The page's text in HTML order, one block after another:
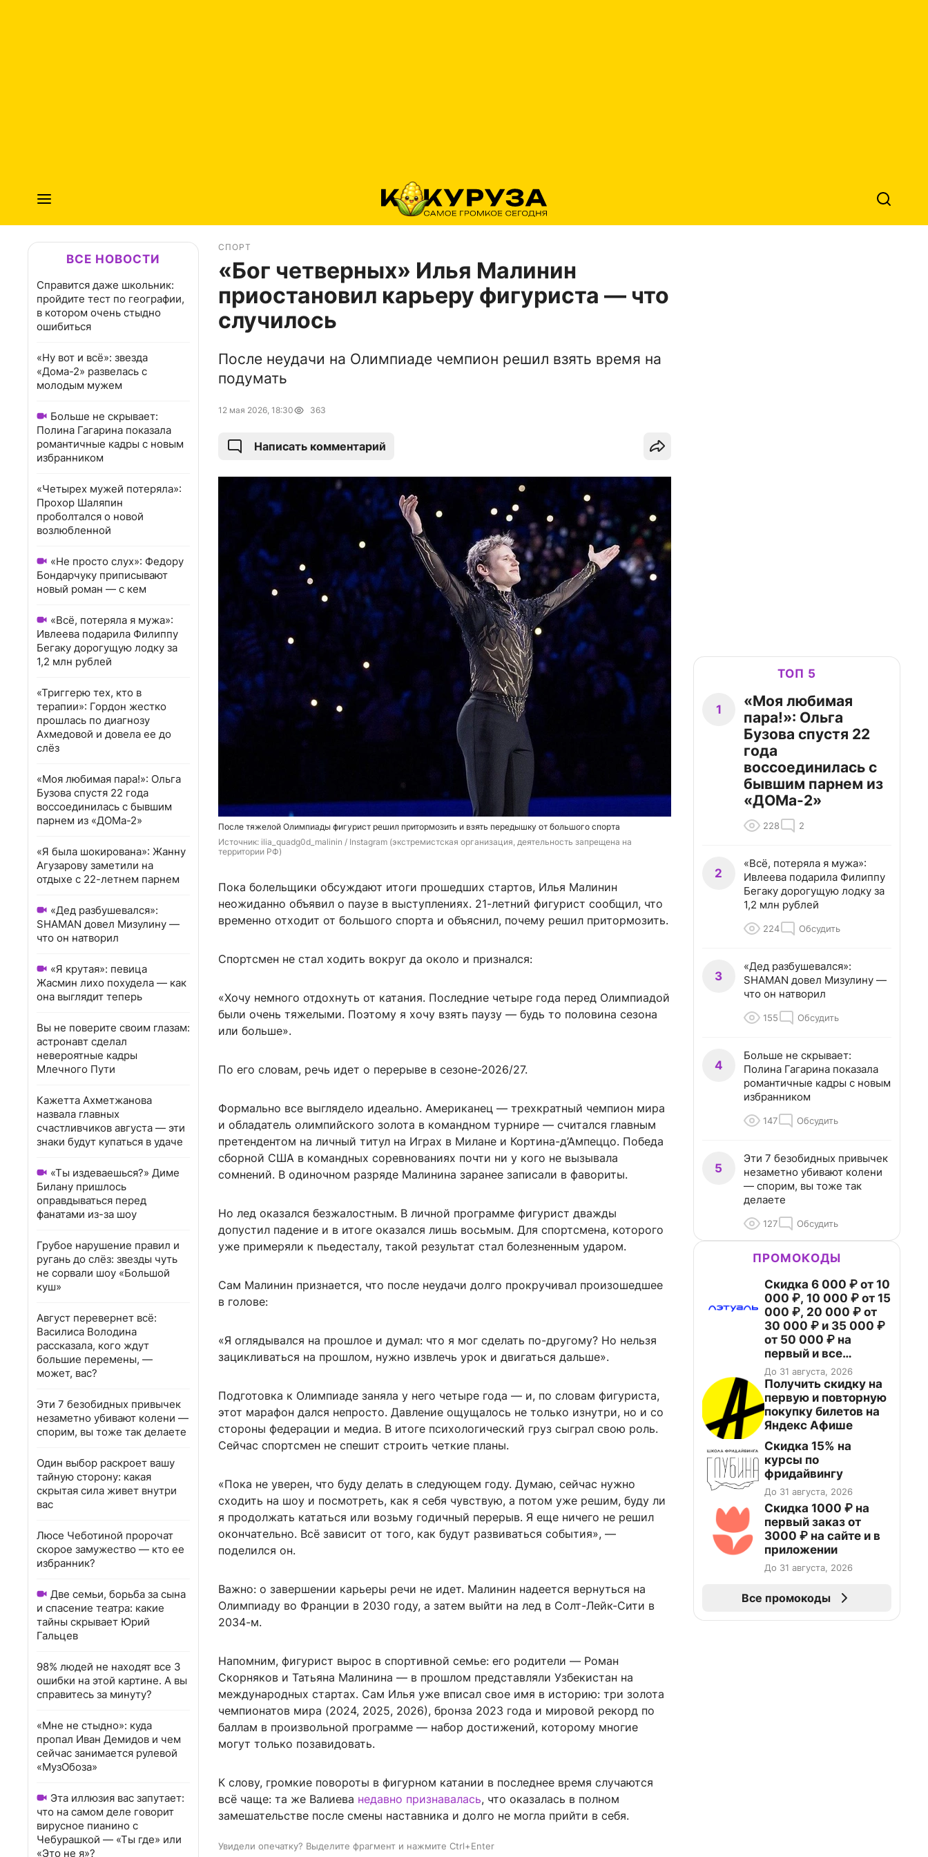
ВСЕ НОВОСТИ
Справится даже школьник:
пройдите тест по географии,
в котором очень стыдно
ошибиться
«Ну вот и всё»: звезда
«Дома-2» развелась с
молодым мужем
Больше не скрывает:
Полина Гагарина показала
романтичные кадры с новым
избранником
«Четырех мужей потеряла»:
Прохор Шаляпин
проболтался о новой
возлюбленной
«Не просто слух»: Федору
Бондарчуку приписывают
новый роман — с кем
«Всё, потеряла я мужа»:
Ивлеева подарила Филиппу
Бегаку дорогущую лодку за
1,2 млн рублей
«Триггерю тех, кто в
терапии»: Гордон жестко
прошлась по диагнозу
Ахмедовой и довела ее до
слёз
«Моя любимая пара!»: Ольга
Бузова спустя 22 года
воссоединилась с бывшим
парнем из «ДОМа-2»
«Я была шокирована»: Жанну
Агузарову заметили на
отдыхе с 22-летнем парнем
«Дед разбушевался»:
SHAMAN довел Мизулину —
что он натворил
«Я крутая»: певица
Жасмин лихо похудела — как
она выглядит теперь
Вы не поверите своим глазам:
астронавт сделал
невероятные кадры
Млечного Пути
Кажетта Ахметжанова
назвала главных
счастливчиков августа — эти
знаки будут купаться в удаче
«Ты издеваешься?» Диме
Билану пришлось
оправдываться перед
фанатами из-за шоу
Грубое нарушение правил и
ругань до слёз: звезды чуть
не сорвали шоу «Большой
куш»
Август перевернет всё:
Василиса Володина
рассказала, кого ждут
большие перемены, —
может, вас?
Эти 7 безобидных привычек
незаметно убивают колени —
спорим, вы тоже так делаете
Один выбор раскроет вашу
тайную сторону: какая
скрытая сила живет внутри
вас
Люсе Чеботиной пророчат
скорое замужество — кто ее
избранник?
Две семьи, борьба за сына
и спасение театра: какие
тайны скрывает Юрий
Гальцев
98% людей не находят все 3
ошибки на этой картине. А вы
справитесь за минуту?
«Мне не стыдно»: куда
пропал Иван Демидов и чем
сейчас занимается рулевой
«МузОбоза»
Эта иллюзия вас запутает:
что на самом деле говорит
вирусное пианино с
Чебурашкой — «Ты где» или
«Это не я»?
СПОРТ
«Бог четверных» Илья Малинин
приостановил карьеру фигуриста — что
случилось
После неудачи на Олимпиаде чемпион решил взять время на
подумать
12 мая 2026, 18:30 363
Написать комментарий
После тяжелой Олимпиады фигурист решил притормозить и взять передышку от большого спорта
Источник: ilia_quadg0d_malinin / Instagram (экстремистская организация, деятельность запрещена на
территории РФ)
Пока болельщики обсуждают итоги прошедших стартов, Илья Малинин
неожиданно объявил о паузе в выступлениях. 21-летний фигурист сообщил, что
временно отходит от большого спорта и объяснил, почему решил притормозить.
Спортсмен не стал ходить вокруг да около и признался:
«Хочу немного отдохнуть от катания. Последние четыре года перед Олимпиадой
были очень тяжелыми. Поэтому я хочу взять паузу — будь то половина сезона
или больше».
По его словам, речь идет о перерыве в сезоне-2026/27.
Формально все выглядело идеально. Американец — трехкратный чемпион мира
и обладатель олимпийского золота в командном турнире — считался главным
претендентом на личный титул на Играх в Милане и Кортина-д’Ампеццо. Победа
сборной США в командных соревнованиях почти ни у кого не вызывала
сомнений. В одиночном разряде Малинина заранее записали в фавориты.
Но лед оказался безжалостным. В личной программе фигурист дважды
допустил падение и в итоге оказался лишь восьмым. Для спортсмена, которого
уже примеряли к пьедесталу, такой результат стал болезненным ударом.
Сам Малинин признается, что после неудачи долго прокручивал произошедшее
в голове:
«Я оглядывался на прошлое и думал: что я мог сделать по-другому? Но нельзя
зацикливаться на прошлом, нужно извлечь урок и двигаться дальше».
Подготовка к Олимпиаде заняла у него четыре года — и, по словам фигуриста,
этот марафон дался непросто. Давление ощущалось не только изнутри, но и со
стороны федерации и медиа. В итоге психологический груз сыграл свою роль.
Сейчас спортсмен не спешит строить четкие планы.
«Пока не уверен, что буду делать в следующем году. Думаю, сейчас нужно
сходить на шоу и посмотреть, как я себя чувствую, а потом уже решим, буду ли
я продолжать кататься или возьму годичный перерыв. Я еще ничего не решил
окончательно. Всё зависит от того, как будут развиваться события», —
поделился он.
Важно: о завершении карьеры речи не идет. Малинин надеется вернуться на
Олимпиаду во Франции в 2030 году, а затем выйти на лед в Солт-Лейк-Сити в
2034-м.
Напомним, фигурист вырос в спортивной семье: его родители — Роман
Скорняков и Татьяна Малинина — в прошлом представляли Узбекистан на
международных стартах. Сам Илья уже вписал свое имя в историю: три золота
чемпионатов мира (2024, 2025, 2026), бронза 2023 года и мировой рекорд по
баллам в произвольной программе — набор достижений, которому многие
могут только позавидовать.
К слову, громкие повороты в фигурном катании в последнее время случаются
всё чаще: та же Валиева недавно признавалась, что оказалась в полном
замешательстве после смены наставника и долго не могла прийти в себя.
Увидели опечатку? Выделите фрагмент и нажмите Ctrl+Enter
ТОП 5
1
«Моя любимая
пара!»: Ольга
Бузова спустя 22
года
воссоединилась с
бывшим парнем из
«ДОМа-2»
228 2
2
«Всё, потеряла я мужа»:
Ивлеева подарила Филиппу
Бегаку дорогущую лодку за
1,2 млн рублей
224 Обсудить
3
«Дед разбушевался»:
SHAMAN довел Мизулину —
что он натворил
155 Обсудить
4
Больше не скрывает:
Полина Гагарина показала
романтичные кадры с новым
избранником
147 Обсудить
5
Эти 7 безобидных привычек
незаметно убивают колени
— спорим, вы тоже так
делаете
127 Обсудить
ПРОМОКОДЫ
Скидка 6 000 ₽ от 10
000 ₽, 10 000 ₽ от 15
000 ₽, 20 000 ₽ от
30 000 ₽ и 35 000 ₽
от 50 000 ₽ на
первый и все
повторные заказы по
промокоду НАБЕРИ
До 31 августа, 2026
Получить скидку на
первую и повторную
покупку билетов на
Яндекс Афише
Скидка 15% на
курсы по
фридайвингу
До 31 августа, 2026
Скидка 1000 ₽ на
первый заказ от
3000 ₽ на сайте и в
приложении
До 31 августа, 2026
Все промокоды